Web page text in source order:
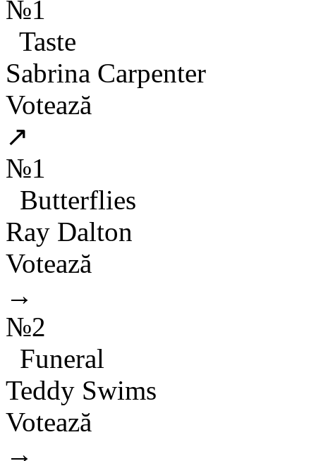
№1
Taste
Sabrina Carpenter
Votează
↗
№1
Butterflies
Ray Dalton
Votează
→
№2
Funeral
Teddy Swims
Votează
→